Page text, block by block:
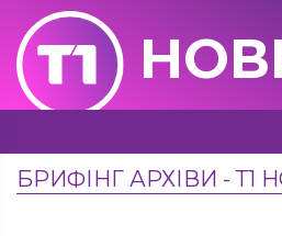
БРИФІНГ АРХІВИ - Т1